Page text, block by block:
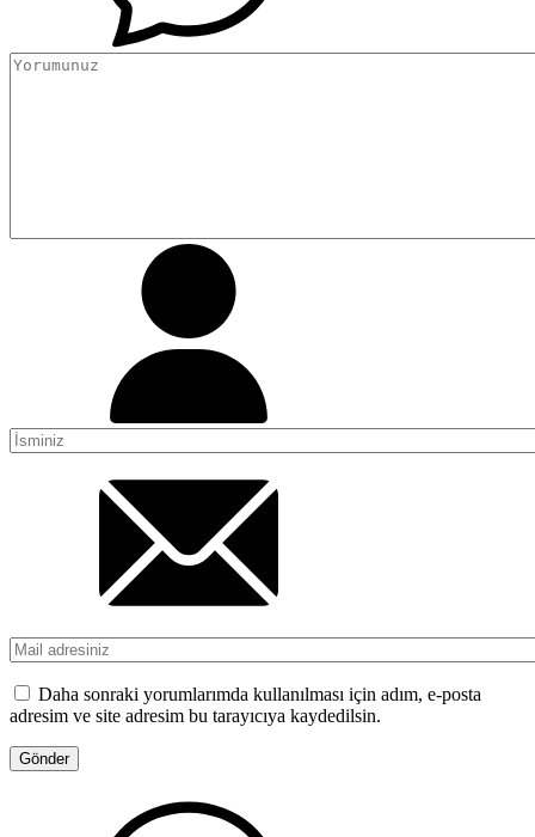
Daha sonraki yorumlarımda kullanılması için adım, e-posta
adresim ve site adresim bu tarayıcıya kaydedilsin.